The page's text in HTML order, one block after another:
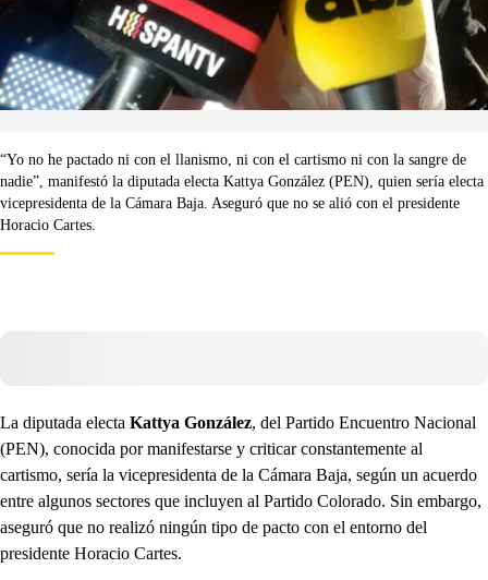
“Yo no he pactado ni con el llanismo, ni con el cartismo ni con la sangre de
nadie”, manifestó la diputada electa Kattya González (PEN), quien sería electa
vicepresidenta de la Cámara Baja. Aseguró que no se alió con el presidente
Horacio Cartes.
La diputada electa Kattya González, del Partido Encuentro Nacional
(PEN), conocida por manifestarse y criticar constantemente al
cartismo, sería la vicepresidenta de la Cámara Baja, según un acuerdo
entre algunos sectores que incluyen al Partido Colorado. Sin embargo,
aseguró que no realizó ningún tipo de pacto con el entorno del
presidente Horacio Cartes.